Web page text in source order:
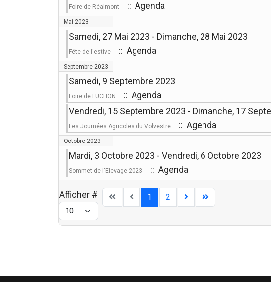
Foire de Réalmont :: Agenda
Mai 2023
Samedi, 27 Mai 2023 - Dimanche, 28 Mai 2023
Fête de l'estive :: Agenda
Septembre 2023
Samedi, 9 Septembre 2023
Foire de LUCHON
:: Agenda
Vendredi, 15 Septembre 2023 - Dimanche, 17
Les Journées Agricoles du Volvestre :: Agenda
Octobre 2023
Mardi, 3 Octobre 2023 - Vendredi, 6 Octobre 2023
Sommet de l'Elevage 2023 :: Agenda
Afficher # 1 2